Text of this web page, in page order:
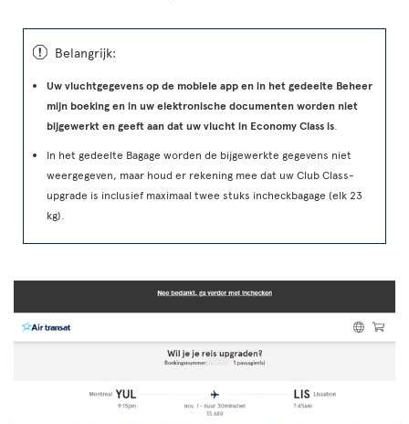
ü Belangrijk:
Uw vluchtgegevens op de mobiele app en in het gedeelte Beheer
mijn boeking en in uw elektronische documenten worden niet
bijgewerkt en geeft aan dat uw vlucht in Economy Class is
In het gedeelte Bagage worden de bijgewerkte gegevens niet
weergegeven, maar houd er rekening mee dat uw Club Class-
upgrade is inclusief maximaal twee stuks incheckbagage (elk 23
kg).